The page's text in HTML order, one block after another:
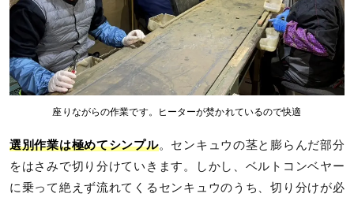
座りながらの作業です。ヒーターが焚かれているので快適
選別作業は極めてシンプル。センキュウの茎と膨らんだ部分
をはさみで切り分けていきます。しかし、ベルトコンベヤー
に乗って絶えず流れてくるセンキュウのうち、切り分けが必